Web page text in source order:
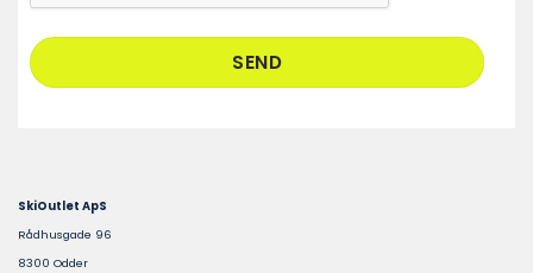
SkiOutlet ApS
Rådhusgade 96
8300 Odder